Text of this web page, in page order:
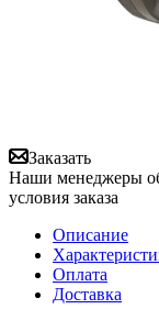
Заказать
Наши менеджеры
условия заказа
Описание
Оплата
Доставка